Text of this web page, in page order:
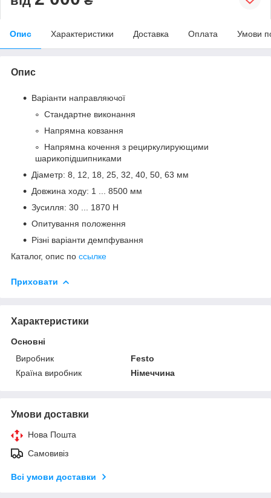
Опис Характеристики Доставка Оплата Умови
Опис
Варіанти направляючої
Стандартне виконання
Напрямна ковзання
Напрямна кочення з рециркулирующими
шарикопідшипниками
Діаметр: 8, 12, 18, 25, 32, 40, 50, 63 мм
Довжина ходу: 1 ... 8500 мм
Зусилля: 30 ... 1870 Н
Опитування положення
Різні варіанти демпфування
Каталог, опис по ссылке
Приховати
Характеристики
Основні
Виробник
Festo
Країна виробник
Німеччина
Умови доставки
Нова Пошта
Самовивіз
Всі умови доставки